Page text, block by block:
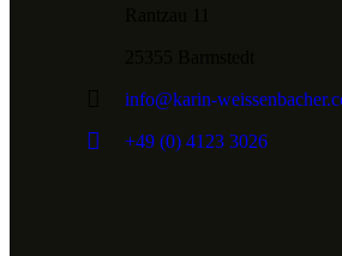
info@karin-
+49 (0) 4123 3026